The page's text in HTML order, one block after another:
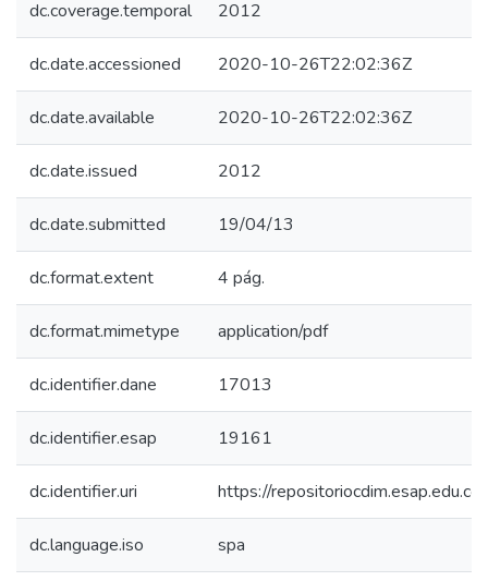
dc.coverage.temporal 2012
dc.date.accessioned 2020-10-26T22:02:36Z
dc.date.available 2020-10-26T22:02:36Z
dc.date.issued 2012
dc.date.submitted 19/04/13
dc.format.extent 4 pág.
dc.format.mimetype application/pdf
dc.identifier.dane 17013
dc.identifier.esap 19161
dc.identifier.uri https://
dc.language.iso spa